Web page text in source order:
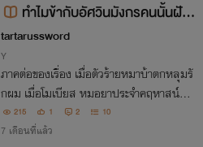
ทำไมข้ากับอัศวินมังกรคนนั้นฝัน
ถึงกันทุกคืน
tartarussword
Y
ภาคต่อของเรื่อง เมื่อตัวร้ายหมาบ้าตกหลุมรั
กผม เมื่อโมเบียส หมอยาประจำคฤหาสน์ที่เ
พิ่งอกหักช้ำรักมาหมาดๆ ต้องไปผจญภัยใน
ดินแดนปีศาจกับอัศวินทั้ง 3 ชีวิตของเขาจะทุ
215 1 2 10
7 เดือนที่แล้ว